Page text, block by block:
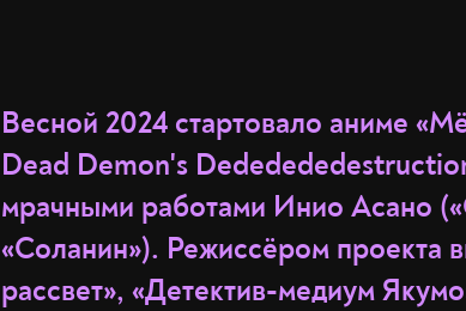
Весной 2024 стартовало аниме
Dead Demon's
мрачными работами Инио Асано
«Соланин»). Режиссёром проекта
рассвет», «Детектив-медиум